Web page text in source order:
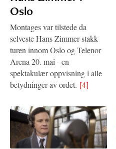
Oslo
Montages var tilstede da
selveste Hans Zimmer stakk
turen innom Oslo og Telenor
Arena 20. mai - en
spektakulær oppvisning i alle
betydninger av ordet. [4]